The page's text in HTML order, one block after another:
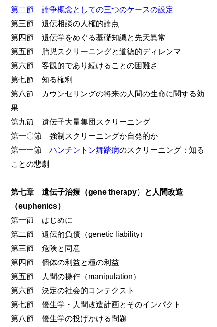
第二節 論争概念としての三つのケースの設定
第三節 遺伝相談の人権的論点
第四節 遺伝学をめぐる基礎知識と先天異常
第五節 胎児スクリーニングと道徳的ディレンマ
第六節 客観的であり続けることの困難さ
第七節 知る権利
第八節 カウンセリングの将来の人間の生命に関する効
果
第九節 遺伝子大量集団スクリーニング
第一〇節 強制スクリーニングか自発的か
第一一節ハンチントン舞踏病のスクリーニング：知る
ことの悲劇
第七章 遺伝子治療（gene therapy）と人間改造
（euphenics）
第一節 はじめに
第二節 遺伝的負債（genetic liability）
第三節 危険と同意
第四節 個体の利益と種の利益
第五節 人間の操作（manipulation）
第六節 決定の社会的コンテクスト
第七節 優生学・人間改造計画とそのインパクト
第八節 優生学の投げかける問題